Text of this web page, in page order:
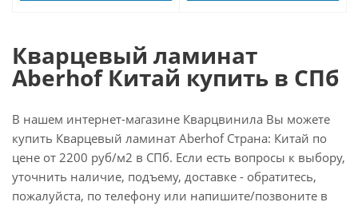
Кварцевый ламинат
Aberhof Китай купить в СПб
В нашем интернет-магазине Кварцвинила Вы можете
купить Кварцевый ламинат Aberhof Страна: Китай по
цене от 2200 руб/м2 в СПб. Если есть вопросы к выбору,
уточнить наличие, подъему, доставке - обратитесь,
пожалуйста, по телефону или напишите/позвоните в